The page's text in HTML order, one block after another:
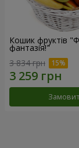
Кошик фруктів
фантазія!"
3 834 грн